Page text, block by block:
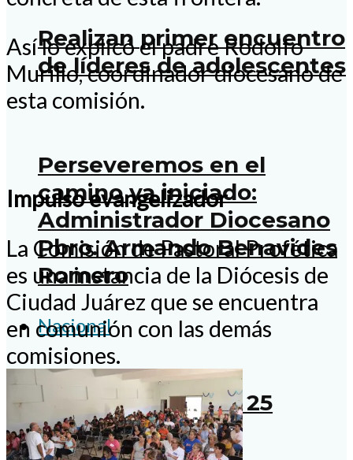
Realizan primer encuentro
de líderes de adolescentes
Perseveremos en el
camino ya iniciado:
Administrador Diocesano
Pbro. Armando Benavides
Romero
Nacional
Vida y obra de los 25
mártires cristeros
Así lo explicó el padre Rodolfo
Murillo, coordinador diocesano de
esta comisión.
Impulso evangelizador
La Comisión de Pastoral Profética
es una instancia de la Diócesis de
Ciudad Juárez que se encuentra
en comunión con las demás
comisiones.